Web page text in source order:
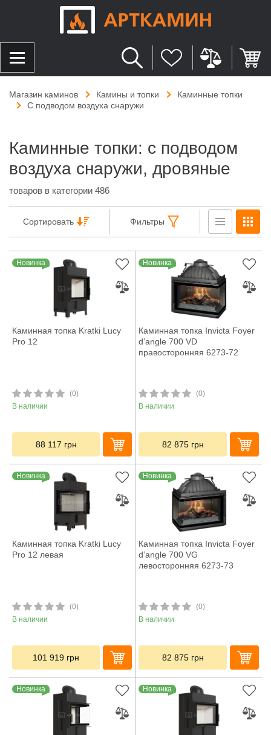
Магазин каминов Камины и топки
Каминные топки
С подводом воздуха снаружи
Каминные топки: с подводом
воздуха снаружи, дровяные
товаров в категории 486
Сортировать Фильтры
Новинка
Каминная топка Kratki Lucy
Pro 12
(0)
В наличии
88 117 грн
Новинка
Каминная топка Invicta Foyer
d’angle 700 VD
правосторонняя 6273-72
(0)
В наличии
82 875 грн
Новинка
Каминная топка Kratki Lucy
Pro 12 левая
(0)
В наличии
101 919 грн
Новинка
Каминная топка Invicta Foyer
d’angle 700 VG
левосторонняя 6273-73
(0)
В наличии
82 875 грн
Новинка Новинка